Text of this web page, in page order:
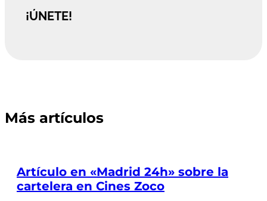
¡ÚNETE!
Más artículos
Artículo en «Madrid 24h» sobre la
cartelera en Cines Zoco